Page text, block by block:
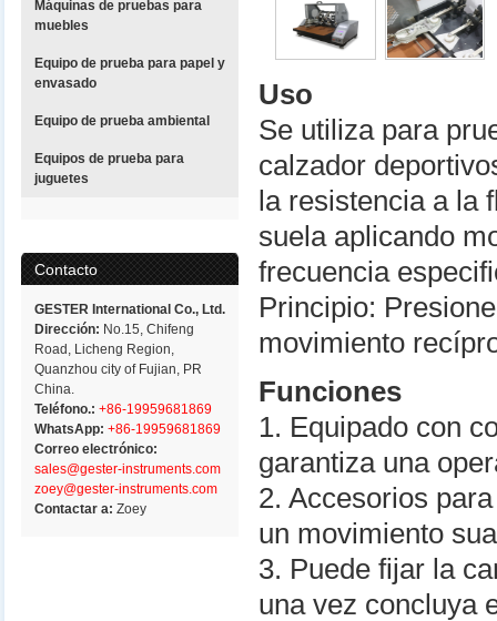
Máquinas de pruebas para
muebles
Equipo de prueba para papel y
envasado
Equipo de prueba ambiental
Equipos de prueba para
juguetes
Contacto
GESTER International Co., Ltd.
Dirección: No.15, Chifeng
Road, Licheng Region,
Quanzhou city of Fujian, PR
China.
Teléfono.: +86-19959681869
WhatsApp: +86-19959681869
Correo electrónico:
sales@gester-instruments.com
zoey@gester-instruments.com
Contactar a:Zoey
Uso
Se utiliza para
calzador
la resistencia a la
suela aplicando
frecuencia
Principio:
movimiento
Funciones
1. Equipado con
garantiza una
2. Accesorios
un movimiento
3. Puede fijar la
una vez concluya